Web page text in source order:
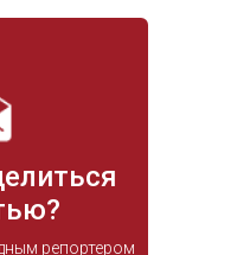
репортером